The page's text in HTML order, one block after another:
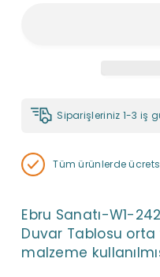
Siparişleriniz 1-3 iş
Tüm ürünlerde
Ebru Sanatı-W1-
Duvar Tablosu
malzeme